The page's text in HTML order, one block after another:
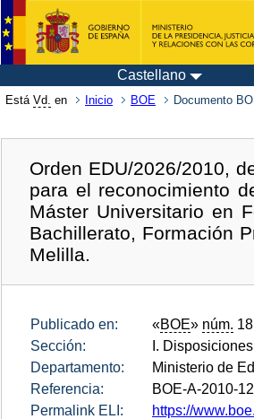
Castellano
Está Vd. en Inicio BOE Documento
Orden EDU/2026/2010,
para el reconocimiento
Máster Universitario en
Bachillerato, Formación
Melilla.
Publicado en: «BOE» núm.
Sección:
I.
Departamento:
Ministerio de
Referencia:
BOE-A-2010-
Permalink ELI:
https://